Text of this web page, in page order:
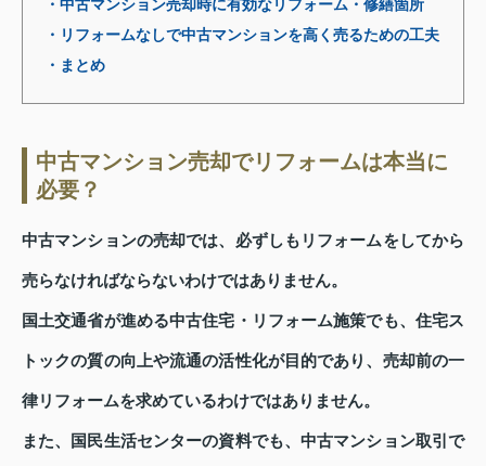
・中古マンション売却時に有効なリフォーム・修繕箇所
・リフォームなしで中古マンションを高く売るための工夫
・まとめ
中古マンション売却でリフォームは本当に
必要？
中古マンションの売却では、必ずしもリフォームをしてから
売らなければならないわけではありません。
国土交通省が進める中古住宅・リフォーム施策でも、住宅ス
トックの質の向上や流通の活性化が目的であり、売却前の一
律リフォームを求めているわけではありません。
また、国民生活センターの資料でも、中古マンション取引で